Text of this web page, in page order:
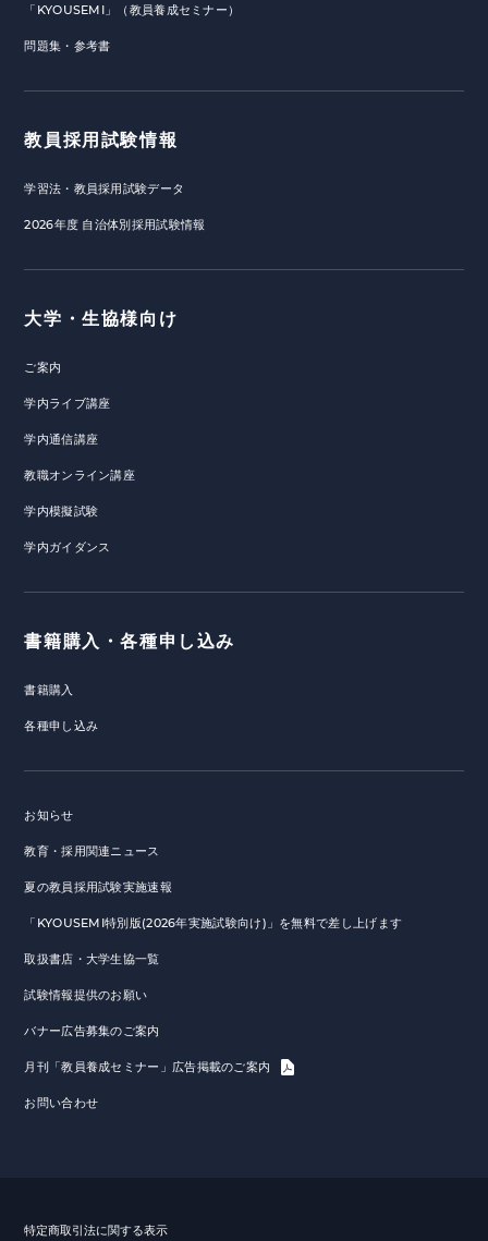
「KYOUSEMI」（教員養成セミナー）
問題集・参考書
教員採用試験情報
学習法・教員採用試験データ
2026年度 自治体別採用試験情報
大学・生協様向け
ご案内
学内ライブ講座
学内通信講座
教職オンライン講座
学内模擬試験
学内ガイダンス
書籍購入・各種申し込み
書籍購入
各種申し込み
お知らせ
教育・採用関連ニュース
夏の教員採用試験実施速報
「KYOUSEMI特別版(2026年実施試験向け)」を無料で差し上げます
取扱書店・大学生協一覧
試験情報提供のお願い
バナー広告募集のご案内
月刊「教員養成セミナー」広告掲載のご案内
お問い合わせ
特定商取引法に関する表示